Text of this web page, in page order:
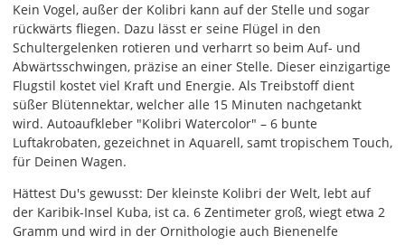
Set
erhältst
Du
den
Autoaufkleber
1x
normal
und
1x
gespiegelt.
Im
2er-
Kein Vogel, außer der Kolibri kann auf der Stelle und sogar
rückwärts fliegen. Dazu lässt er seine Flügel in den
Schultergelenken rotieren und verharrt so beim Auf- und
Abwärtsschwingen, präzise an einer Stelle. Dieser einzigartige
Flugstil kostet viel Kraft und Energie. Als Treibstoff dient
süßer Blütennektar, welcher alle 15 Minuten nachgetankt
wird. Autoaufkleber "Kolibri Watercolor" – 6 bunte
Luftakrobaten, gezeichnet in Aquarell, samt tropischem Touch,
für Deinen Wagen.
Hättest Du's gewusst: Der kleinste Kolibri der Welt, lebt auf
der Karibik-Insel Kuba, ist ca. 6 Zentimeter groß, wiegt etwa 2
Gramm und wird in der Ornithologie auch Bienenelfe